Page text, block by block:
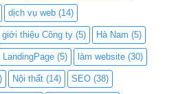
dịch vụ web (14)
giới thiệu Công ty (5) Hà Nam (5)
LandingPage (5) làm website (30)
Nội thất (14) SEO (38)